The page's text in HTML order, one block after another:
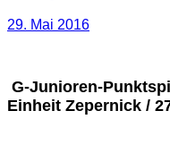
29. Mai 2016
G-Junioren-
Einheit Zepernick /